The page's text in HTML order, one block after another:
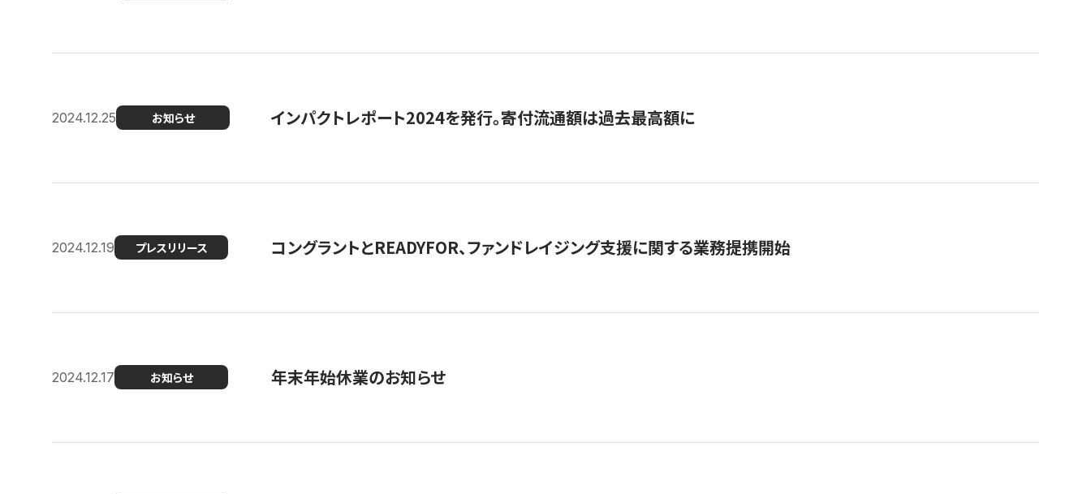
2024.12.25 お知らせ インパクトレポート2024を発行。寄付流通額は過去最高額に
2024.12.19 プレスリリース コングラントとREADYFOR、ファンドレイジング支援に関する業務提携開始
2024.12.17 お知らせ 年末年始休業のお知らせ